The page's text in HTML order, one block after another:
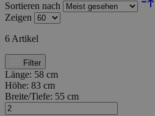
Sortieren nach
Zeigen
6 Artikel
Filter
Länge: 58 cm
Höhe: 83 cm
Breite/Tiefe: 55 cm